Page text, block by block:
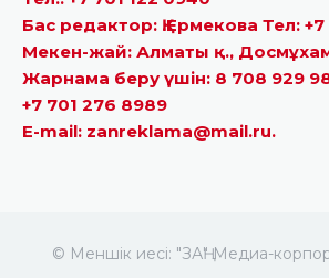
Бас редактор: Қ.Ермекова Тел: +7
Мекен-жай: Алматы қ.,
Жарнама беру үшін: 8 708 929
+7 701 276 8989
E-mail: zanreklama@mail.ru.
© Меншік иесі: "ЗАҢ" Медиа-